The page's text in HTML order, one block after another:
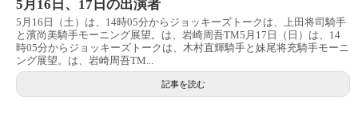
5月16日、17日の出演者
5月16日（土）は、14時05分からジョッキーズトークは、上田将司騎手
と濱尚美騎手モーニング展望。は、岩崎周吾TM5月17日（日）は、14
時05分からジョッキーズトークは、木村直輝騎手と妹尾将充騎手モーニ
ング展望。は、岩崎周吾TM...
記事を読む